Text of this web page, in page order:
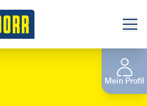
Mein Profil